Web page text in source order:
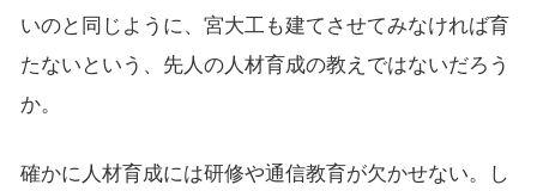
いのと同じように、宮大工も建てさせてみなければ育
たないという、先人の人材育成の教えではないだろう
か。
確かに人材育成には研修や通信教育が欠かせない。し